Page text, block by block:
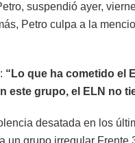
suspendió ayer,
Petro culpa a la
“Lo que ha cometido el
este grupo, el ELN no
desatada en los